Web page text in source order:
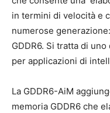
in termini di velocità e
numerose
GDDR6. Si tratta di
per applicazioni di
La GDDR6-AiM
memoria GDDR6 che